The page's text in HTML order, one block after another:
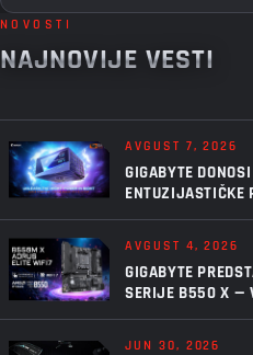
NOVOSTI
NAJNOVIJE VESTI
AVGUST 7, 2026
GIGABYTE
ENTUZIJASTIČKE
VEŠTAČKU
AVGUST 4, 2026
GIGABYTE
SERIJE B550 X —
PERFORMANSE,
JUN 30, 2026